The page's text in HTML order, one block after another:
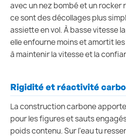
avec un nez bombé et un rocker
ce sont des décollages plus
assiette en vol. À basse vitesse
elle enfourne moins et amortit
à maintenir la vitesse et la
Rigidité et réactivité
La construction carbone
pour les figures et sauts
poids contenu. Sur l'eau tu